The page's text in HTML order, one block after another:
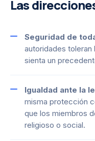
Las
Seguridad de
autoridades toleran
sienta un
Igualdad ante la
misma protección
que los miembros
religioso o social.